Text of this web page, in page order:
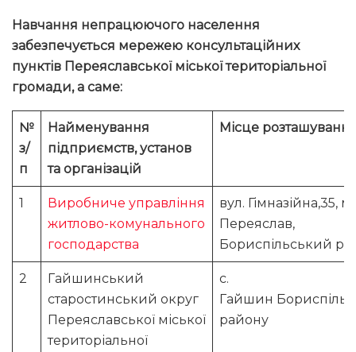
Навчання непрацюючого населення
забезпечується мережею консультаційних
пунктів Переяславської міської територіальної
громади, а саме:
№
з/
п
Найменування
підприємств, установ
та організацій
Місце
1
Виробниче управління
житлово-комунального
господарства
вул. Гімназійна,35, м.
Переяслав,
Бориспільський р-
2
Гайшинський
старостинський округ
Переяславської міської
територіальної
с.
Гайшин
району